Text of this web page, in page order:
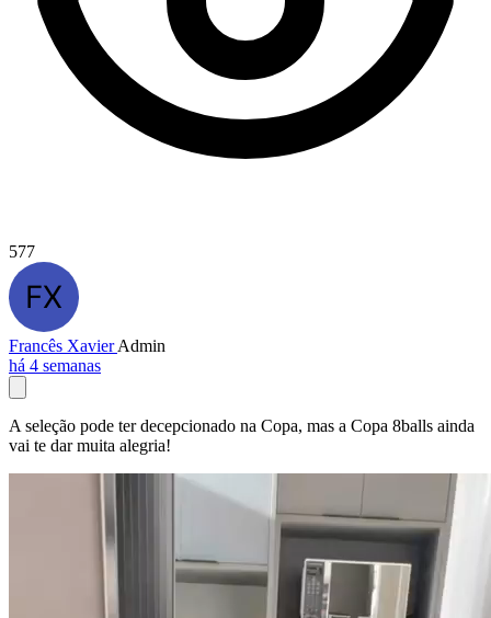
577
Francês XavierAdmin
há 4 semanas
A seleção pode ter decepcionado na Copa, mas a Copa 8balls ainda
vai te dar muita alegria!